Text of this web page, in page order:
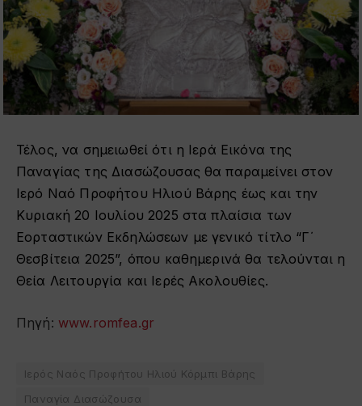
Τέλος, να σημειωθεί ότι η Ιερά Εικόνα της
Παναγίας της Διασώζουσας θα παραμείνει στον
Ιερό Ναό Προφήτου Ηλιού Βάρης έως και την
Κυριακή 20 Ιουλίου 2025 στα πλαίσια των
Εορταστικών Εκδηλώσεων με γενικό τίτλο “Γ΄
Θεσβίτεια 2025”, όπου καθημερινά θα τελούνται η
Θεία Λειτουργία και Ιερές Ακολουθίες.
Πηγή: www.romfea.gr
Ιερός Ναός Προφήτου Ηλιού Κόρμπι Βάρης
Παναγία Διασώζουσα